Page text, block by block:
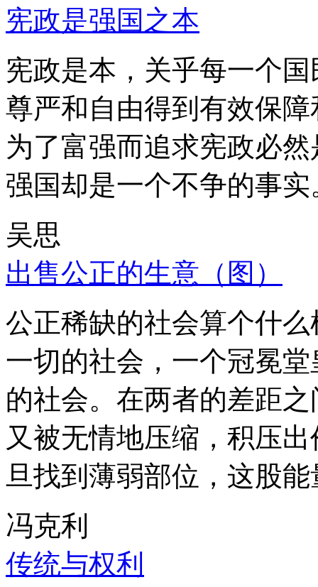
宪政是强国之本
宪政是本，关乎每一个
尊严和自由得到有效保
为了富强而追求宪政必
强国却是一个不争的事实
吴思
出售公正的生意（图）
公正稀缺的社会算个什
一切的社会，一个冠冕
的社会。在两者的差距
又被无情地压缩，积压
旦找到薄弱部位，这股
冯克利
传统与权利